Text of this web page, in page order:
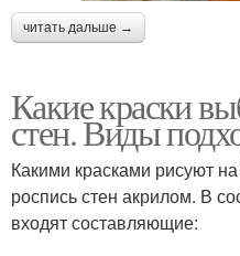
читать дальше →
Какие краски
стен. Виды
Какими красками рисуют
роспись стен акрилом. В
входят составляющие: